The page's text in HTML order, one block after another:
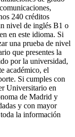
240 créditos
nivel de inglés B1 o
en este idioma. Si
una prueba de nivel
que presentes la
por la universidad,
académico, el
Si cumples con
Universitario en
de Madrid y
y con mayor
la información